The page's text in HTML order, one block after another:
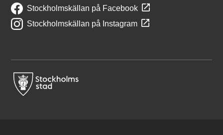
Stockholmskällan på Facebook
Stockholmskällan på Instagram